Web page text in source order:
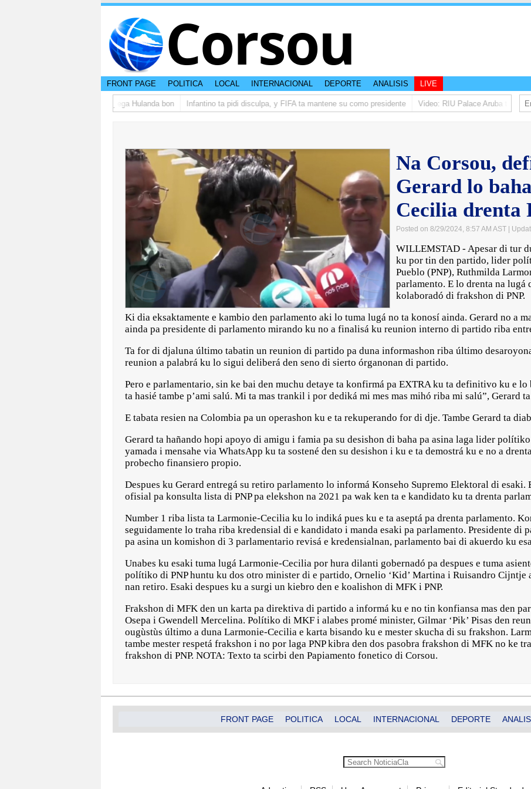
Corsou
FRONT PAGE POLITICA LOCAL INTERNACIONAL DEPORTE ANALISIS LIVE
di studiantenan di Aruba a yega Hulanda bon Infantino ta pidi disculpa, y FIFA ta mantene su como presidente Video: RIU Palace Aruba ta eleva
Na Corsou,
Gerard lo
Cecilia drenta
Posted on 8/29/2024, 8:57 AM AST |
WILLEMSTAD - Apesar di tur
ku por tin den partido, lider
Pueblo (PNP), Ruthmilda
parlamento. E lo drenta na
kolaboradó di frakshon di PNP.
Ki dia eksaktamente e kambio den parlamento aki lo tuma lugá no ta konosí ainda. Gerard no a
ainda pa presidente di parlamento mirando ku no a finalisá ku reunion interno di partido riba
Ta for di djaluna último tabatin un reunion di partido pa duna informashon riba último
reunion a palabrá ku lo sigui deliberá den seno di sierto órganonan di partido.
Pero e parlamentario, sin ke bai den muchu detaye ta konfirmá pa EXTRA ku ta definitivo ku e
ta hasié tambe p’ami salú. Mi ta mas trankil i por dediká mi mes mas mihó riba mi salú”, Gerard
E tabata resien na Colombia pa un operashon ku e ta rekuperando for di dje. Tambe Gerard ta
Gerard ta hañando hopi apoyo di amigu i famia pa su desishon di baha pa asina laga lider
yamada i mensahe via WhatsApp ku ta sostené den su desishon i ku e ta demostrá ku e no a
probecho finansiero propio.
Despues ku Gerard entregá su retiro parlamento lo informá Konseho Supremo Elektoral di esaki.
ofisial pa konsulta lista di PNP pa elekshon na 2021 pa wak ken ta e kandidato ku ta drenta
Number 1 riba lista ta Larmonie-Cecilia ku lo indiká pues ku e ta aseptá pa drenta parlamento.
seguidamente lo traha riba kredensial di e kandidato i manda esaki pa parlamento. Presidente di
pa asina un komishon di 3 parlamentario revisá e kredensialnan, parlamento bai di akuerdo ku
Unabes ku esaki tuma lugá Larmonie-Cecilia por hura dilanti gobernadó pa despues e tuma
polítiko di PNP huntu ku dos otro minister di e partido, Ornelio ‘Kid’ Martina i Ruisandro Cijntje
nan retiro. Esaki despues ku a surgi un kiebro den e koalishon di MFK i PNP.
Frakshon di MFK den un karta pa direktiva di partido a informá ku e no tin konfiansa mas den
Osepa i Gwendell Mercelina. Polítiko di MKF i alabes promé minister, Gilmar ‘Pik’ Pisas den
ougùstùs último a duna Larmonie-Cecilia e karta bisando ku e mester skucha di su frakshon.
tambe mester respetá frakshon i no por laga PNP kibra den dos pasobra frakshon di MFK no ke
frakshon di PNP. NOTA: Texto ta scirbi den Papiamento fonetico di Corsou.
FRONT PAGE POLITICA LOCAL INTERNACIONAL DEPORTE